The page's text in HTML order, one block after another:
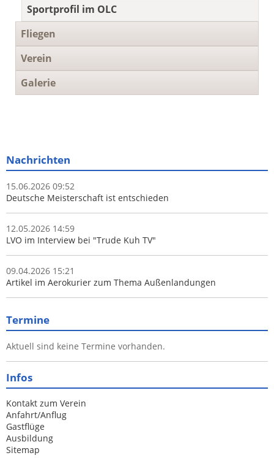
Sportprofil im OLC
Fliegen
Verein
Galerie
Nachrichten
15.06.2026 09:52
Deutsche Meisterschaft ist entschieden
12.05.2026 14:59
LVO im Interview bei "Trude Kuh TV"
09.04.2026 15:21
Artikel im Aerokurier zum Thema Außenlandungen
Termine
Aktuell sind keine Termine vorhanden.
Infos
Kontakt zum Verein
Anfahrt/Anflug
Gastflüge
Ausbildung
Sitemap